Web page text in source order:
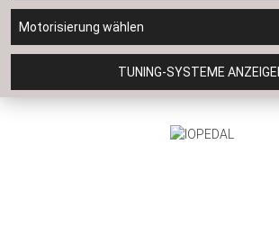
TUNING-SYSTEME